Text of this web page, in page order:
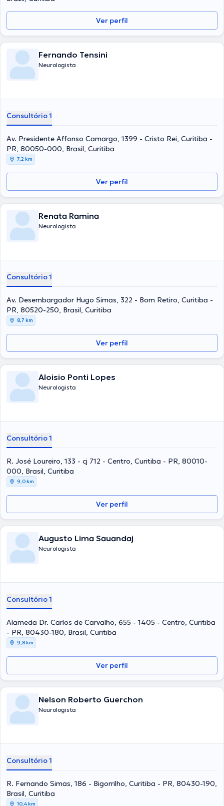
Ver perfil
Fernando Tensini
Neurologista
Consultório 1
Av. Presidente Affonso Camargo, 1399 - Cristo Rei, Curitiba -
PR, 80050-000, Brasil, Curitiba
7,2 km
Ver perfil
Renata Ramina
Neurologista
Consultório 1
Av. Desembargador Hugo Simas, 322 - Bom Retiro, Curitiba -
PR, 80520-250, Brasil, Curitiba
8,7 km
Ver perfil
Aloisio Ponti Lopes
Neurologista
Consultório 1
R. José Loureiro, 133 - cj 712 - Centro, Curitiba - PR, 80010-
000, Brasil, Curitiba
9,0 km
Ver perfil
Augusto Lima Sauandaj
Neurologista
Consultório 1
Alameda Dr. Carlos de Carvalho, 655 - 1405 - Centro, Curitiba
- PR, 80430-180, Brasil, Curitiba
9,8 km
Ver perfil
Nelson Roberto Guerchon
Neurologista
Consultório 1
R. Fernando Simas, 186 - Bigorrilho, Curitiba - PR, 80430-190,
Brasil, Curitiba
10,4 km